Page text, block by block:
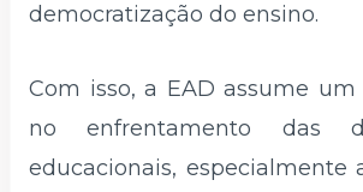
democratização do ensino.
Com isso, a EAD assume um
no enfrentamento das
educacionais, especialmente